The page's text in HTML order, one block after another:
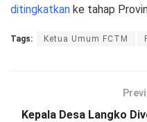
ditingkatkan ke tahap
Tags: Ketua Umum FCTM
Kepala Desa Langko